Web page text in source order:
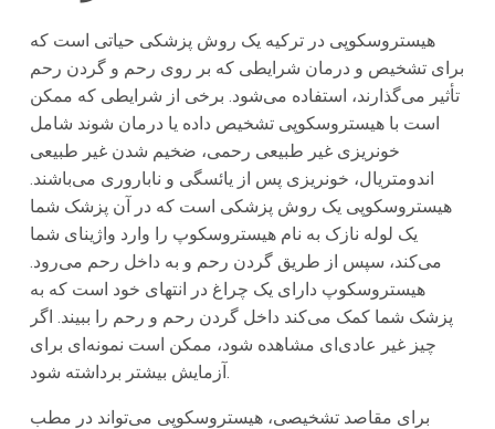
هیستروسکوپی در ترکیه یک روش پزشکی حیاتی است که
برای تشخیص و درمان شرایطی که بر روی رحم و گردن رحم
تأثیر می‌گذارند، استفاده می‌شود. برخی از شرایطی که ممکن
است با هیستروسکوپی تشخیص داده یا درمان شوند شامل
خونریزی غیر طبیعی رحمی، ضخیم شدن غیر طبیعی
اندومتریال، خونریزی پس از یائسگی و ناباروری می‌باشند.
هیستروسکوپی یک روش پزشکی است که در آن پزشک شما
یک لوله نازک به نام هیستروسکوپ را وارد واژینای شما
می‌کند، سپس از طریق گردن رحم و به داخل رحم می‌رود.
هیستروسکوپ دارای یک چراغ در انتهای خود است که به
پزشک شما کمک می‌کند داخل گردن رحم و رحم را ببیند. اگر
چیز غیر عادی‌ای مشاهده شود، ممکن است نمونه‌ای برای
آزمایش بیشتر برداشته شود.
برای مقاصد تشخیصی، هیستروسکوپی می‌تواند در مطب